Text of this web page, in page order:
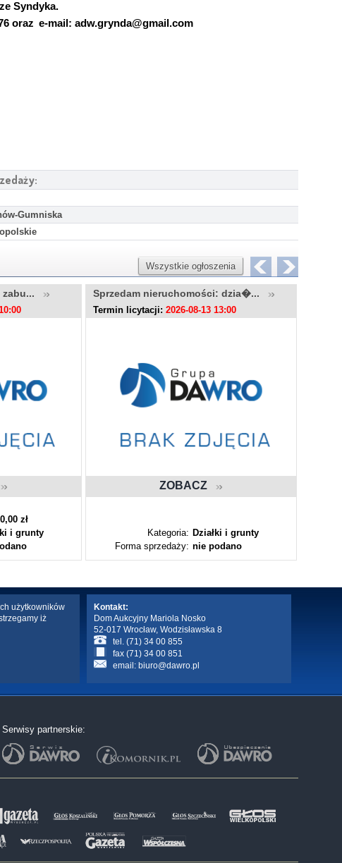
Syndyka.
oraz e-mail: adw.grynda@gmail.com
Gumniska
Wszystkie ogłoszenia
zabu...
zł
i grunty
Sprzedam nieruchomości: dzia�...
Termin licytacji: 2026-08-13 13:00
ZOBACZ
Kategoria: Działki i grunty
Forma sprzedaży: nie podano
użytkowników
iż
Kontakt:
Dom Aukcyjny Mariola Nosko
52-017 Wrocław, Wodzisławska 8
tel. (71) 34 00 855
fax (71) 34 00 851
email: biuro@dawro.pl
Serwisy partnerskie: